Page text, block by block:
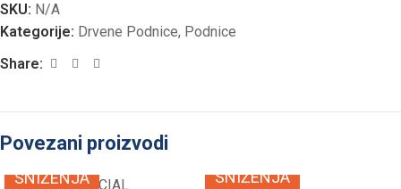
SKU: N/A
Kategorije: Drvene Podnice, Podnice
Share:
Povezani proizvodi
SNIŽENJA SNIŽENJA